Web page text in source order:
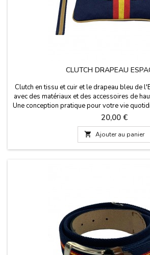
CLUTCH DRAPEAU
Clutch en tissu et cuir et le drapeau bleu de
avec des matériaux et des accessoires de
Une conception pratique pour votre vie
prendre vos divers accessoires.
Prix
20,00 €
 Ajouter au panier